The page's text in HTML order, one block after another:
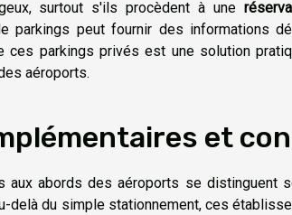
surtout s'ils procèdent à une
parkings peut fournir des informations
parkings privés est une solution
aéroports.
et
aux abords des aéroports se distinguent
delà du simple stationnement, ces